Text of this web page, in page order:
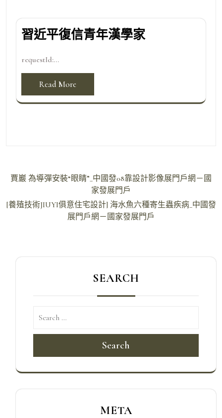
習近平復信青年漢學家
requestId:...
Read More
文
導
賈巖 為導彈安裝“眼睛”_中國發08靠設計影像展門戶網－國
家發展門戶
[養殖技術JIUYI俱意住宅設計] 海水魚六種寄生蟲疾病_中國發
展門戶網－國家發展門戶
SEARCH
Search
META